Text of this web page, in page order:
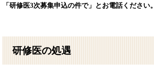
「研修医3次募集申込の件で」とお電話ください。
研修医の処遇